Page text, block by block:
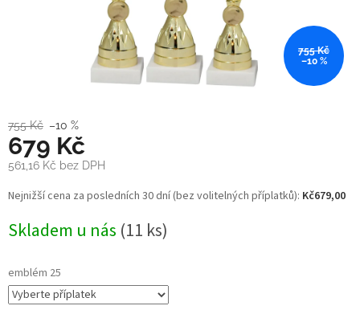
755 Kč
–10 %
755 Kč –10 %
679 Kč
561,16 Kč bez DPH
Měrná
cena:
Nejnižší cena za posledních 30 dní (bez volitelných příplatků): Kč679,00
Skladem u nás (11 ks)
emblém 25